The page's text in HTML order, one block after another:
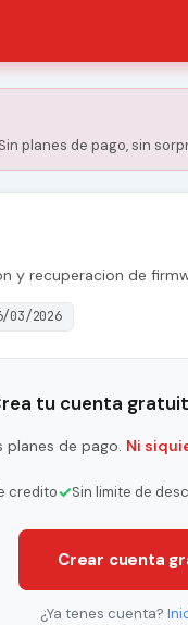
planes de pago, sin
y recuperacion de
03/2026
tu cuenta
planes de pago. Ni
credito✓Sin limite de
Crear cuenta
¿Ya tenes cuenta?